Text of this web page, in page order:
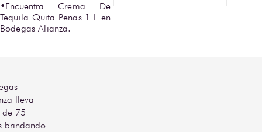
•Encuentra Crema De
Tequila Quita Penas 1 L en
Bodegas Alianza.
lleva
de 75
brindando